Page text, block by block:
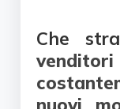
Che
nuovi